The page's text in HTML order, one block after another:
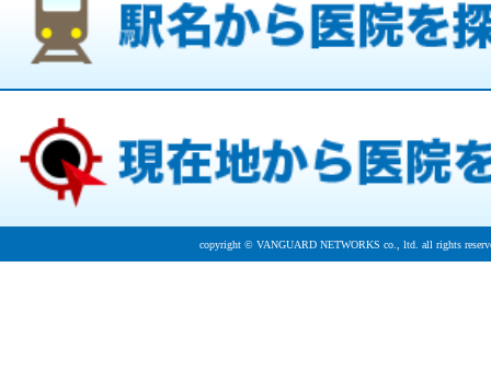
copyright © VANGUARD NETWORKS co., ltd. all rights